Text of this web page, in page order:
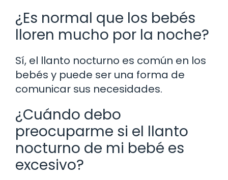
¿Es normal que los bebés
lloren mucho por la noche?
Sí, el llanto nocturno es común en los
bebés y puede ser una forma de
comunicar sus necesidades.
¿Cuándo debo
preocuparme si el llanto
nocturno de mi bebé es
excesivo?